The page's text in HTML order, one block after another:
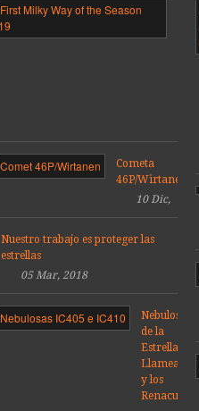
Cometa
46P/Wirtanen
10 Dic,
2018
Nuestro trabajo es proteger las
estrellas
05 Mar, 2018
Nebulosas
de la
Estrella
Llameante
y los
Renacuajos